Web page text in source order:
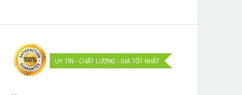
UY TÍN - CHẤT LƯỢNG - GIÁ TỐT NHẤT